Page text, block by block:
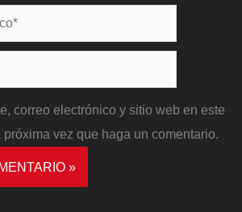
correo electrónico y sitio web en este
vez que haga un comentario.